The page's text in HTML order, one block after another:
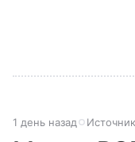
1 день назад